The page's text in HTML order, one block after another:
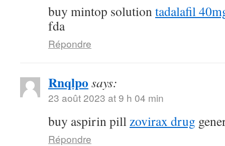
buy mintop solutiontadalafil
fda
Répondre
Rnqlpo says:
23 août 2023 at 9 h 04 min
buy aspirin pillzovirax drug
Répondre